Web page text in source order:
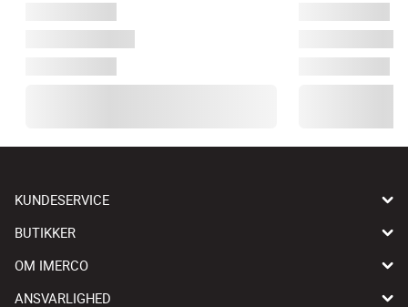
KUNDESERVICE
BUTIKKER
OM IMERCO
ANSVARLIGHED